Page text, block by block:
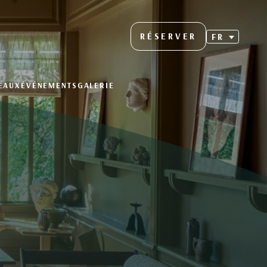
RÉSERVER FR
ÉVÉNEMENTS GALERIE